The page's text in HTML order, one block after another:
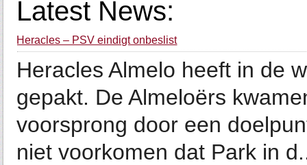
Latest News:
Heracles – PSV eindigt onbeslist
Heracles Almelo heeft in de
gepakt. De Almeloërs
voorsprong door een
niet voorkomen dat Park in